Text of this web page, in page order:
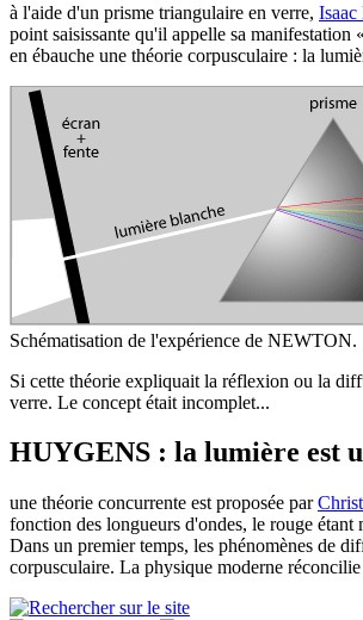
à l'aide d'un prisme triangulaire en verre,
point saisissante qu'il appelle sa manifestation
en ébauche une théorie corpusculaire : la
Schématisation de l'expérience de NEWTON.
Si cette théorie expliquait la réflexion ou la
verre. Le concept était incomplet...
HUYGENS : la lumière est
une théorie concurrente est proposée par
fonction des longueurs d'ondes, le rouge
Dans un premier temps, les phénomènes de
corpusculaire. La physique moderne